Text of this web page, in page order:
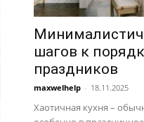
шагов к
праздников
maxwelhelp - 18.11.2025
Хаотичная кухня –